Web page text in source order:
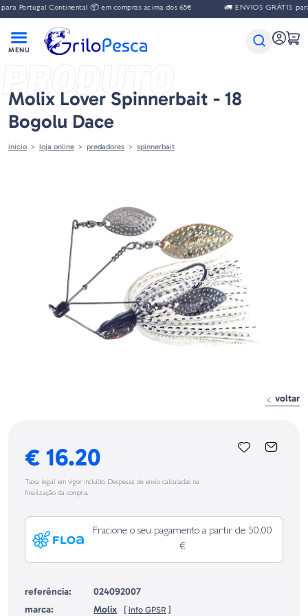
Portugal Continental 📦 em compras acima dos 65€ 🚛 ENVIOS GRÁTIS
PRODUTO
Molix Lover Spinnerbait - 18
Bogolu Dace
início loja online predadores spinnerbait
voltar
€ 16.20
Taxa legal em vigor incluído. Despesas de envio calculadas na
finalização da compra.
Fracione o seu pagamento a partir de 50,00
€
referência:
024092007
marca:
Molix [ info GPSR ]